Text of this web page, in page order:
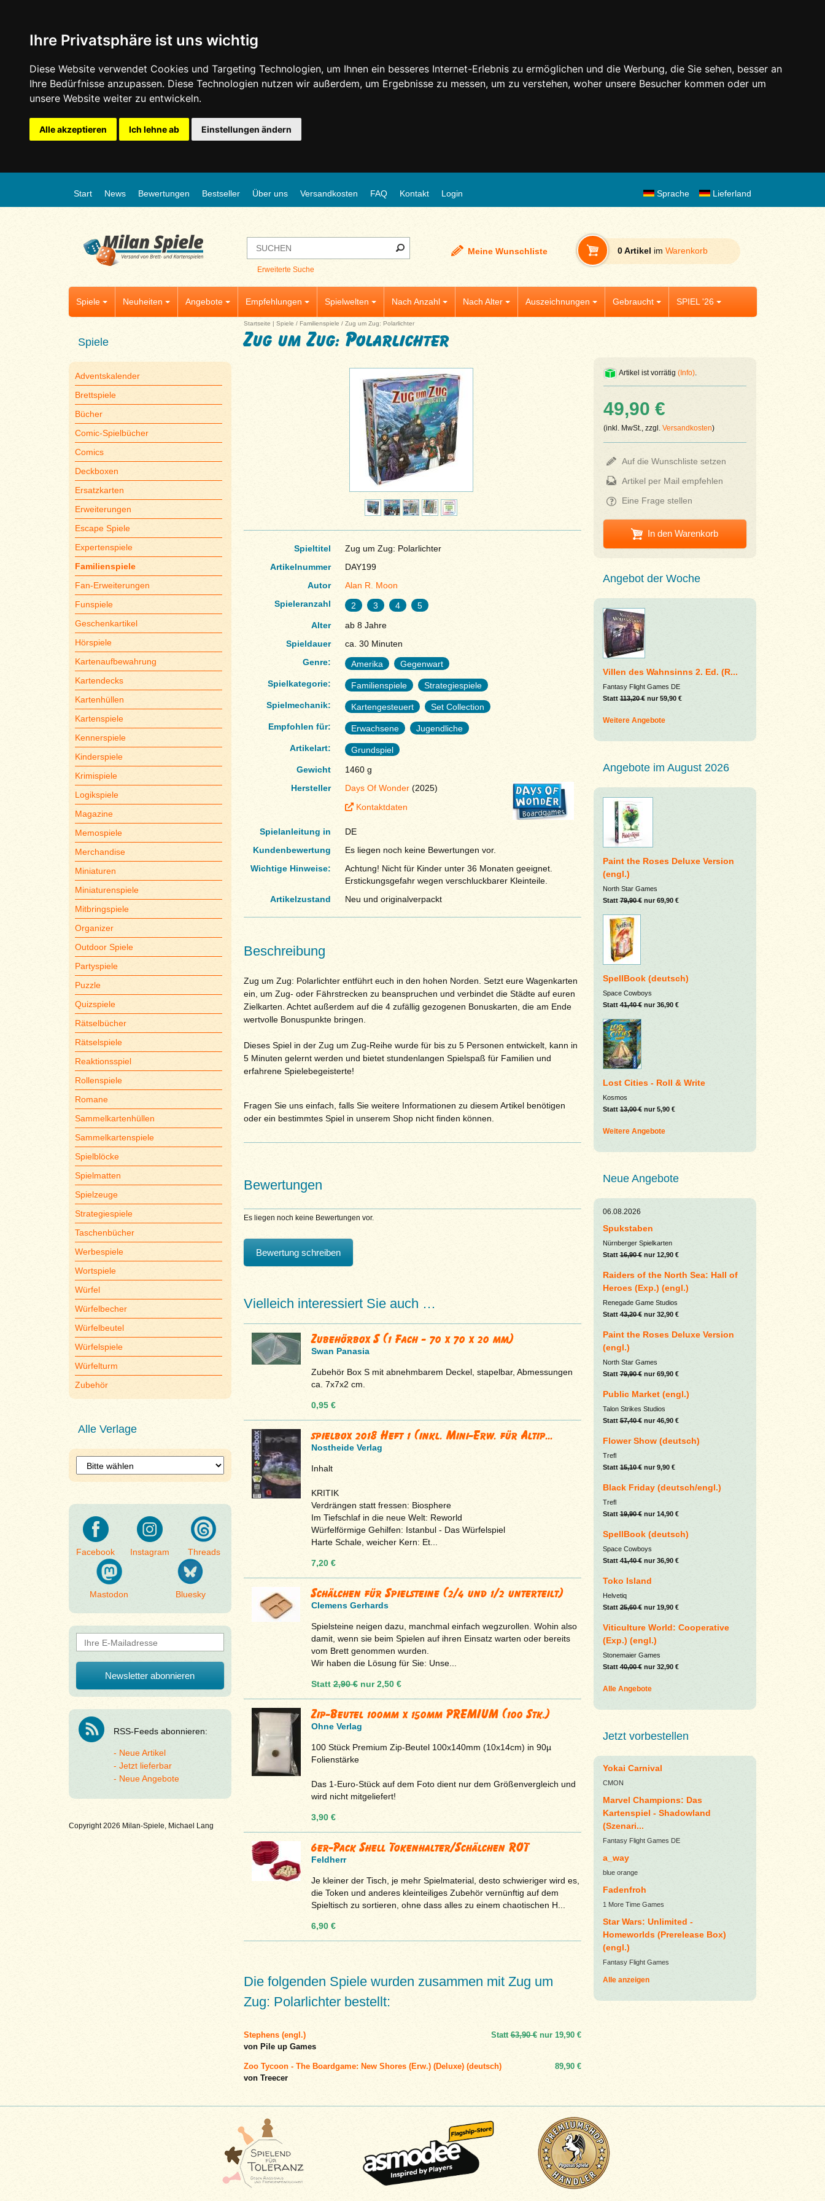
Ihre Privatsphäre ist uns wichtig
Diese Website verwendet Cookies und Targeting Technologien, um Ihnen ein besseres Internet-Erlebnis zu ermöglichen und die Werbung, die Sie sehen, besser an
Ihre Bedürfnisse anzupassen. Diese Technologien nutzen wir außerdem, um Ergebnisse zu messen, um zu verstehen, woher unsere Besucher kommen oder um
unsere Website weiter zu entwickeln.
Alle akzeptieren Ich lehne ab Einstellungen ändern
Start News Bewertungen Bestseller Über uns Versandkosten FAQ Kontakt Login Lieferland
Sprache
Erweiterte Suche
Meine Wunschliste 0 Artikel im Warenkorb
Spiele Neuheiten Angebote Empfehlungen Spielwelten Nach Anzahl Nach Alter Auszeichnungen Gebraucht SPIEL '26
Spiele
Adventskalender
Brettspiele
Bücher
Comic-Spielbücher
Comics
Deckboxen
Ersatzkarten
Erweiterungen
Escape Spiele
Expertenspiele
Familienspiele
Fan-Erweiterungen
Funspiele
Geschenkartikel
Hörspiele
Kartenaufbewahrung
Kartendecks
Kartenhüllen
Kartenspiele
Kennerspiele
Kinderspiele
Krimispiele
Logikspiele
Magazine
Memospiele
Merchandise
Miniaturen
Miniaturenspiele
Mitbringspiele
Organizer
Outdoor Spiele
Partyspiele
Puzzle
Quizspiele
Rätselbücher
Rätselspiele
Reaktionsspiel
Rollenspiele
Romane
Sammelkartenhüllen
Sammelkartenspiele
Spielblöcke
Spielmatten
Spielzeuge
Strategiespiele
Taschenbücher
Werbespiele
Wortspiele
Würfel
Würfelbecher
Würfelbeutel
Würfelspiele
Würfelturm
Zubehör
Alle Verlage
Facebook Instagram Threads
Mastodon Bluesky
RSS-Feeds abonnieren:
Neue Artikel
Jetzt lieferbar
Neue Angebote
Copyright 2026 Milan-Spiele, Michael Lang
Startseite | Spiele / Familienspiele / Zug um Zug: Polarlichter
Zug um Zug: Polarlichter
Spieltitel
Zug um Zug: Polarlichter
Artikelnummer
DAY199
Autor
Alan R. Moon
Spieleranzahl
2 3 4
5
Alter
ab 8 Jahre
Spieldauer
ca. 30 Minuten
Genre:
Amerika
Gegenwart
Spielkategorie:
Familienspiele
Strategiespiele
Spielmechanik:
Kartengesteuert
Set Collection
Empfohlen für:
Erwachsene
Jugendliche
Artikelart:
Grundspiel
Gewicht
1460 g
Hersteller
Days Of Wonder(2025)
Kontaktdaten
Spielanleitung in
DE
Kundenbewertung
Es liegen noch keine Bewertungen vor.
Wichtige Hinweise:
Achtung! Nicht für Kinder unter 36 Monaten geeignet.
Erstickungsgefahr wegen verschluckbarer Kleinteile.
Artikelzustand
Neu und originalverpackt
Beschreibung
Zug um Zug: Polarlichter entführt euch in den hohen Norden. Setzt eure Wagenkarten
ein, um Zug- oder Fährstrecken zu beanspruchen und verbindet die Städte auf euren
Zielkarten. Achtet außerdem auf die 4 zufällig gezogenen Bonuskarten, die am Ende
wertvolle Bonuspunkte bringen.
Dieses Spiel in der Zug um Zug-Reihe wurde für bis zu 5 Personen entwickelt, kann in
5 Minuten gelernt werden und bietet stundenlangen Spielspaß für Familien und
erfahrene Spielebegeisterte!
Fragen Sie uns einfach, falls Sie weitere Informationen zu diesem Artikel benötigen
oder ein bestimmtes Spiel in unserem Shop nicht finden können.
Bewertungen
Es liegen noch keine Bewertungen vor.
Bewertung schreiben
Vielleich interessiert Sie auch …
Zubehörbox S (1 Fach - 70 x 70 x 20 mm)
Swan Panasia
Zubehör Box S mit abnehmbarem Deckel, stapelbar, Abmessungen
ca. 7x7x2 cm.
0,95 €
spielbox 2018 Heft 1 (inkl. Mini-Erw. für Altip...
Nostheide Verlag
Inhalt
KRITIK
Verdrängen statt fressen: Biosphere
Im Tiefschlaf in die neue Welt: Reworld
Würfelförmige Gehilfen: Istanbul - Das Würfelspiel
Harte Schale, weicher Kern: Et...
7,20 €
Schälchen für Spielsteine (2/4 und 1/2 unterteilt)
Clemens Gerhards
Spielsteine neigen dazu, manchmal einfach wegzurollen. Wohin also
damit, wenn sie beim Spielen auf ihren Einsatz warten oder bereits
vom Brett genommen wurden.
Wir haben die Lösung für Sie: Unse...
Statt2,90 €nur2,50 €
Zip-Beutel 100mm x 150mm PREMIUM (100 Stk.)
Ohne Verlag
100 Stück Premium Zip-Beutel 100x140mm (10x14cm) in 90µ
Folienstärke
Das 1-Euro-Stück auf dem Foto dient nur dem Größenvergleich und
wird nicht mitgeliefert!
3,90 €
6er-Pack Shell Tokenhalter/Schälchen ROT
Feldherr
Je kleiner der Tisch, je mehr Spielmaterial, desto schwieriger wird es,
die Token und anderes kleinteiliges Zubehör vernünftig auf dem
Spieltisch zu sortieren, ohne dass alles zu einem chaotischen H...
6,90 €
Die folgenden Spiele wurden zusammen mit Zug um
Zug: Polarlichter bestellt:
Stephens (engl.)
von Pile up Games
Statt63,90 €nur 19,90 €
Zoo Tycoon - The Boardgame: New Shores (Erw.) (Deluxe) (deutsch)
von Treecer
89,90 €
Artikel ist vorrätig (Info).
49,90 €
(inkl. MwSt., zzgl. Versandkosten)
Auf die Wunschliste setzen
Artikel per Mail empfehlen
Eine Frage stellen
In den Warenkorb
Angebot der Woche
Villen des Wahnsinns 2. Ed. (R...
Fantasy Flight Games DE
Statt113,20 €nur 59,90 €
Weitere Angebote
Angebote im August 2026
Paint the Roses Deluxe Version
(engl.)
North Star Games
Statt79,90 €nur 69,90 €
SpellBook (deutsch)
Space Cowboys
Statt41,40 €nur 36,90 €
Lost Cities - Roll & Write
Kosmos
Statt13,00 €nur 5,90 €
Weitere Angebote
Neue Angebote
06.08.2026
Spukstaben
Nürnberger Spielkarten
Statt16,90 €nur 12,90 €
Raiders of the North Sea: Hall of
Heroes (Exp.) (engl.)
Renegade Game Studios
Statt43,20 €nur 32,90 €
Paint the Roses Deluxe Version
(engl.)
North Star Games
Statt79,90 €nur 69,90 €
Public Market (engl.)
Talon Strikes Studios
Statt57,40 €nur 46,90 €
Flower Show (deutsch)
Trefl
Statt15,10 €nur 9,90 €
Black Friday (deutsch/engl.)
Trefl
Statt19,90 €nur 14,90 €
SpellBook (deutsch)
Space Cowboys
Statt41,40 €nur 36,90 €
Toko Island
Helvetiq
Statt25,60 €nur 19,90 €
Viticulture World: Cooperative
(Exp.) (engl.)
Stonemaier Games
Statt40,00 €nur 32,90 €
Alle Angebote
Jetzt vorbestellen
Yokai Carnival
CMON
Marvel Champions: Das
Kartenspiel - Shadowland
(Szenari...
Fantasy Flight Games DE
a_way
blue orange
Fadenfroh
1 More Time Games
Star Wars: Unlimited -
Homeworlds (Prerelease Box)
(engl.)
Fantasy Flight Games
Alle anzeigen